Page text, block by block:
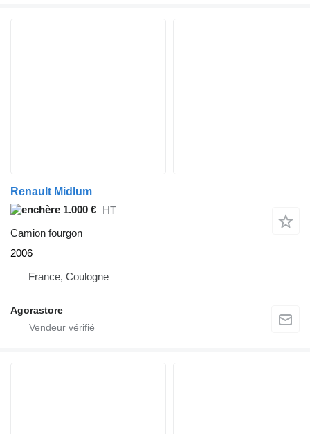
Renault Midlum
1.000 € HT
Camion fourgon
2006
France, Coulogne
Agorastore